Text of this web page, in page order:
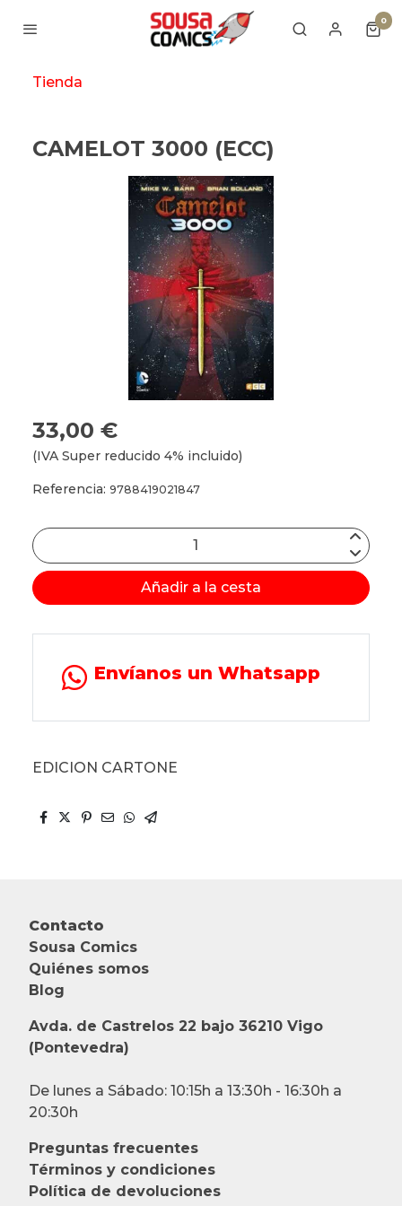
0
Tienda
CAMELOT 3000 (ECC)
33,00 €
(IVA Super reducido 4% incluido)
Referencia: 9788419021847
Añadir a la cesta
Envíanos un Whatsapp
EDICION CARTONE
Contacto
Sousa Comics
Quiénes somos
Blog
Avda. de Castrelos 22 bajo 36210 Vigo
(Pontevedra)
De lunes a Sábado: 10:15h a 13:30h - 16:30h a
20:30h
Preguntas frecuentes
Términos y condiciones
Política de devoluciones